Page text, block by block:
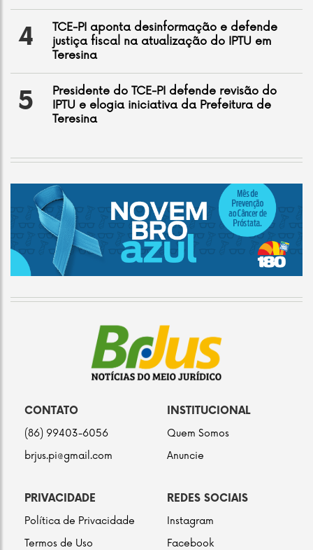
4
TCE-PI aponta desinformação e defende
justiça fiscal na atualização do IPTU em
Teresina
5
Presidente do TCE-PI defende revisão do
IPTU e elogia iniciativa da Prefeitura de
Teresina
CONTATO
(86) 99403-6056
brjus.pi@gmail.com
INSTITUCIONAL
Quem Somos
Anuncie
PRIVACIDADE
Política de Privacidade
Termos de Uso
REDES SOCIAIS
Instagram
Facebook